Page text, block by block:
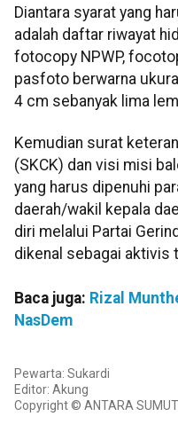
Diantara syarat yang
adalah daftar riwayat
fotocopy NPWP,
pasfoto berwarna
4 cm sebanyak lima
Kemudian surat
(SKCK) dan visi misi
yang harus dipenuhi
daerah/wakil kepala
diri melalui Partai
dikenal sebagai aktivis
Baca juga: Rizal
NasDem
Pewarta: Sukardi
Editor: Akung
Copyright © ANTARA